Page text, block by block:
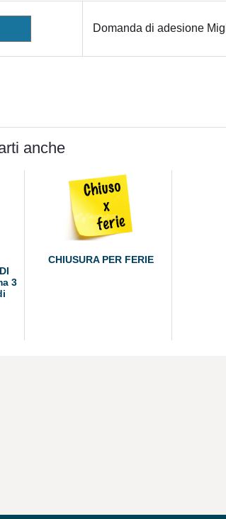
Domanda di adesione
anche
3
CHIUSURA PER FERIE